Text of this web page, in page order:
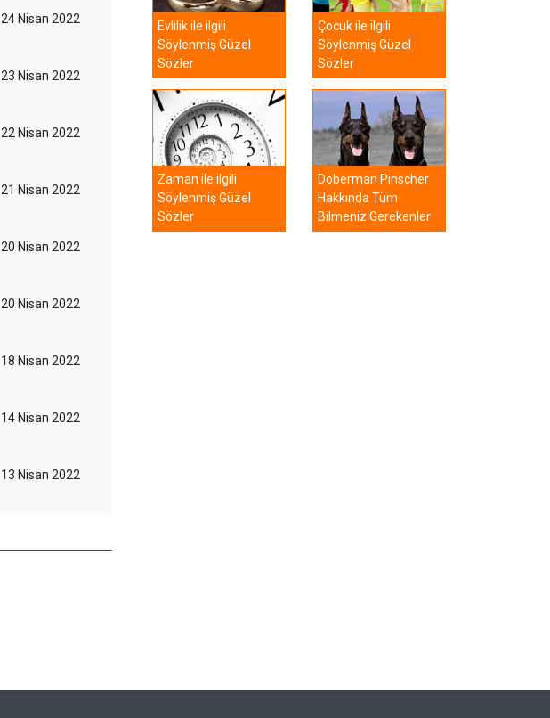
24 Nisan 2022
23 Nisan 2022
22 Nisan 2022
21 Nisan 2022
20 Nisan 2022
20 Nisan 2022
18 Nisan 2022
14 Nisan 2022
13 Nisan 2022
Evlilik ile ilgili
Söylenmiş Güzel
Sözler
Çocuk ile ilgili
Söylenmiş Güzel
Sözler
Zaman ile ilgili
Söylenmiş Güzel
Sözler
Doberman Pinscher
Hakkında Tüm
Bilmeniz Gerekenler